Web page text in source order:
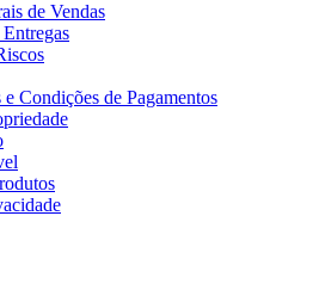
de Vendas
Condições de Pagamentos